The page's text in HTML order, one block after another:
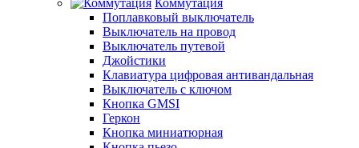
Коммутация
Поплавковый выключатель
Выключатель на провод
Выключатель путевой
Джойстики
Клавиатура цифровая антивандальная
Выключатель с ключом
Кнопка GMSI
Геркон
Кнопка миниатюрная